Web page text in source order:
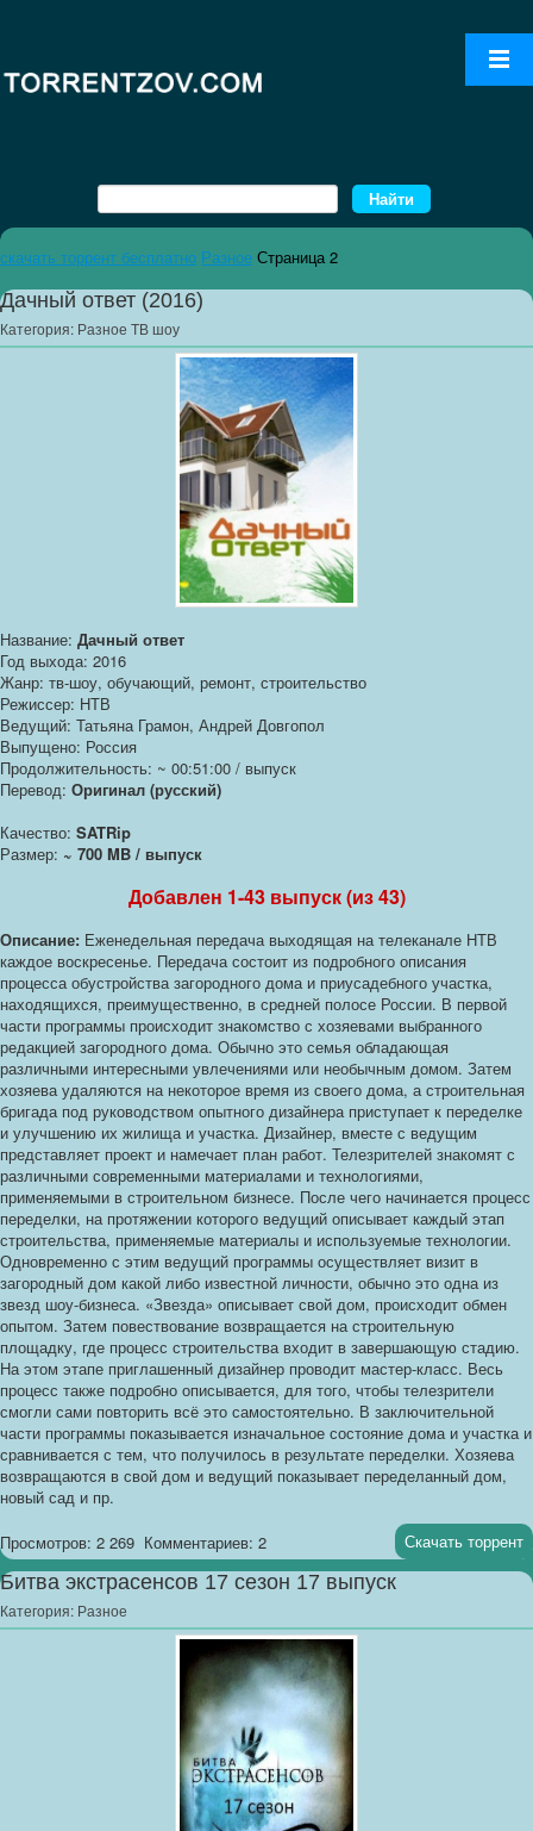
скачать торрент бесплатно Разное Страница 2
Дачный ответ (2016)
Категория: Разное ТВ шоу
Название: Дачный ответ
Год выхода: 2016
Жанр: тв-шоу, обучающий, ремонт, строительство
Режиссер: НТВ
Ведущий: Татьяна Грамон, Андрей Довгопол
Выпущено: Россия
Продолжительность: ~ 00:51:00 / выпуск
Перевод: Оригинал (русский)
Качество: SATRip
Размер: ~ 700 MB / выпуск
Добавлен 1-43 выпуск (из 43)
Описание: Еженедельная передача выходящая на телеканале НТВ
каждое воскресенье. Передача состоит из подробного описания
процесса обустройства загородного дома и приусадебного участка,
находящихся, преимущественно, в средней полосе России. В первой
части программы происходит знакомство с хозяевами выбранного
редакцией загородного дома. Обычно это семья обладающая
различными интересными увлечениями или необычным домом. Затем
хозяева удаляются на некоторое время из своего дома, а строительная
бригада под руководством опытного дизайнера приступает к переделке
и улучшению их жилища и участка. Дизайнер, вместе с ведущим
представляет проект и намечает план работ. Телезрителей знакомят с
различными современными материалами и технологиями,
применяемыми в строительном бизнесе. После чего начинается процесс
переделки, на протяжении которого ведущий описывает каждый этап
строительства, применяемые материалы и используемые технологии.
Одновременно с этим ведущий программы осуществляет визит в
загородный дом какой либо известной личности, обычно это одна из
звезд шоу-бизнеса. «Звезда» описывает свой дом, происходит обмен
опытом. Затем повествование возвращается на строительную
площадку, где процесс строительства входит в завершающую стадию.
На этом этапе приглашенный дизайнер проводит мастер-класс. Весь
процесс также подробно описывается, для того, чтобы телезрители
смогли сами повторить всё это самостоятельно. В заключительной
части программы показывается изначальное состояние дома и участка и
сравнивается с тем, что получилось в результате переделки. Хозяева
возвращаются в свой дом и ведущий показывает переделанный дом,
новый сад и пр.
Просмотров: 2 269 Комментариев: 2 Скачать торрент
Битва экстрасенсов 17 сезон 17 выпуск
Категория: Разное